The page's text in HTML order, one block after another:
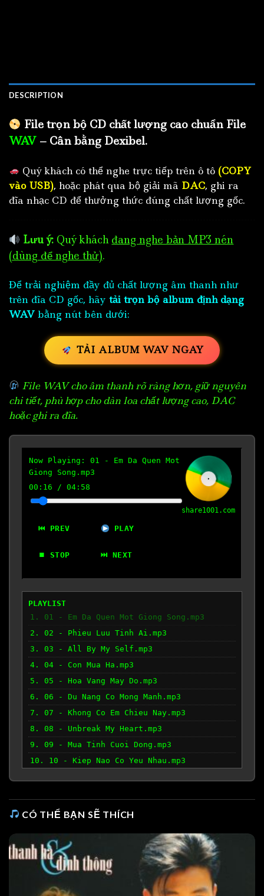
DESCRIPTION
File trọn bộ CD chất lượng cao chuẩn File
WAV – Cân bằng Dexibel.
Quý khách có thể nghe trực tiếp trên ô tô (COPY
vào USB), hoặc phát qua bộ giải mã DAC, ghi ra
đĩa nhạc CD để thưởng thức đúng chất lượng gốc.
Lưu ý: Quý khách đang nghe bản MP3 nén
(dùng để nghe thử).
Để trải nghiệm đầy đủ chất lượng âm thanh như
trên đĩa CD gốc, hãy tải trọn bộ album định dạng
WAV bằng nút bên dưới:
TẢI ALBUM WAV NGAY
File WAV cho âm thanh rõ ràng hơn, giữ nguyên
chi tiết, phù hợp cho dàn loa chất lượng cao, DAC
hoặc ghi ra đĩa.
Now Playing: 01 - Em Da Quen Mot
Giong Song.mp3
00:17 / 04:58
⏮ PREV PLAY
⏹ STOP ⏭ NEXT
share1001.com
PLAYLIST
1. 01 - Em Da Quen Mot Giong Song.mp3
2. 02 - Phieu Luu Tinh Ai.mp3
3. 03 - All By My Self.mp3
4. 04 - Con Mua Ha.mp3
5. 05 - Hoa Vang May Do.mp3
6. 06 - Du Nang Co Mong Manh.mp3
7. 07 - Khong Co Em Chieu Nay.mp3
8. 08 - Unbreak My Heart.mp3
9. 09 - Mua Tinh Cuoi Dong.mp3
10. 10 - Kiep Nao Co Yeu Nhau.mp3
CÓ THỂ BẠN SẼ THÍCH